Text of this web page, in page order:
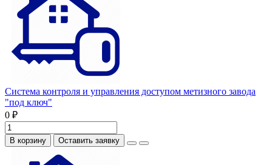
Система контроля и управления доступом метизного завода
"под ключ"
0 ₽
В корзину Оставить заявку